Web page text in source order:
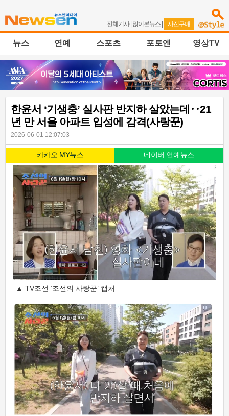
전체기사| 많이본뉴스 | 사진구매
뉴스 연예 스포츠 포토엔 영상TV
한윤서 ‘기생충’ 실사판 반지하 살았는데‥21
년 만 서울 아파트 입성에 감격(사랑꾼)
2026-06-01 12:07:03
카카오 MY뉴스 네이버 연예뉴스
▲ TV조선 ‘조선의 사랑꾼’ 캡처